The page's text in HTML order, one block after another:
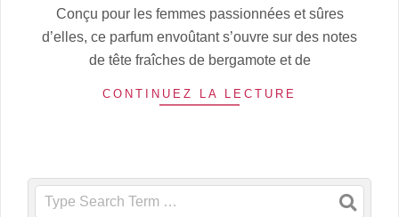
Conçu pour les femmes passionnées et sûres
d’elles, ce parfum envoûtant s’ouvre sur des notes
de tête fraîches de bergamote et de
CONTINUEZ LA LECTURE
Search